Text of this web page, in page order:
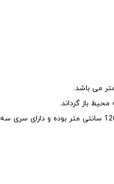
باز گرداند.
جنس بدنه از پلاستیک مقاوم است و پایه فلزی تعبیه شده در پشت بخاری موجب می گردد که بخاری با زاویه مناسبی به صورت ایستاده قرار بگیرد.طول سیم 126 سانتی متر بوده و دارای سری سه